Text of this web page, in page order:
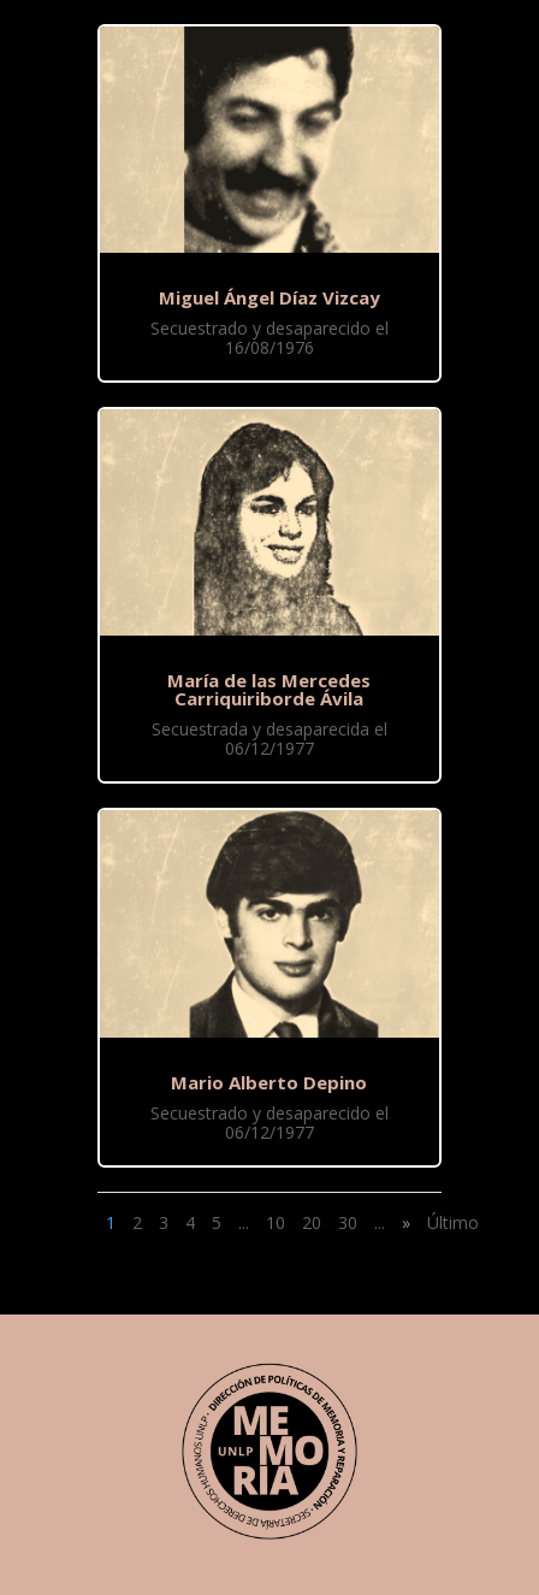
Miguel Ángel Díaz Vizcay
Secuestrado y desaparecido el
16/08/1976
María de las Mercedes
Carriquiriborde Ávila
Secuestrada y desaparecida el
06/12/1977
Mario Alberto Depino
Secuestrado y desaparecido el
06/12/1977
1 2 3 4 5 ... 10 20 30 ... » Último